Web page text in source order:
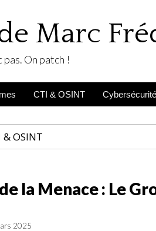
Marc
On patch !
CTI & OSINT
& OSINT
la Menace : Le
2025